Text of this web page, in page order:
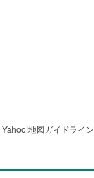
Yahoo!地図ガイドライン